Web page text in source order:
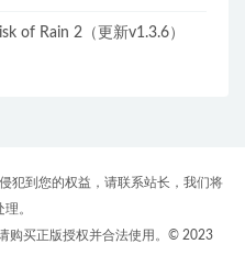
of Rain 2（更新v1.3.6）
犯到您的权益，请联系站长，我们将
。
购买正版授权并合法使用。© 2023